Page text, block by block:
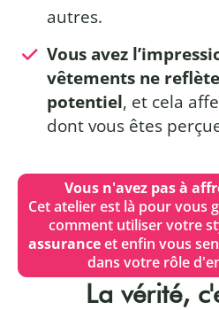
autres.
Vous avez
vêtements ne
potentiel, et cela
dont vous êtes
Vous n'avez pas à
Cet atelier est là pour vous
comment utiliser votre
assuranceet enfin vous
dans votre rôle
La vérité,